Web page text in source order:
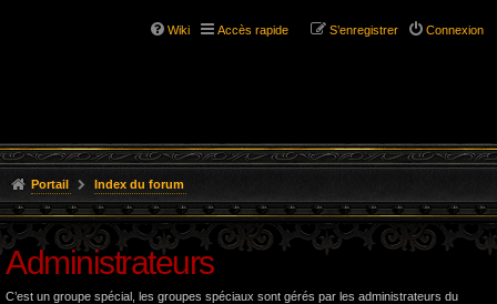
Wiki Accès rapide Connexion
S’enregistrer
Portail Index du forum
Administrateurs
C’est un groupe spécial, les groupes spéciaux sont gérés par les administrateurs du